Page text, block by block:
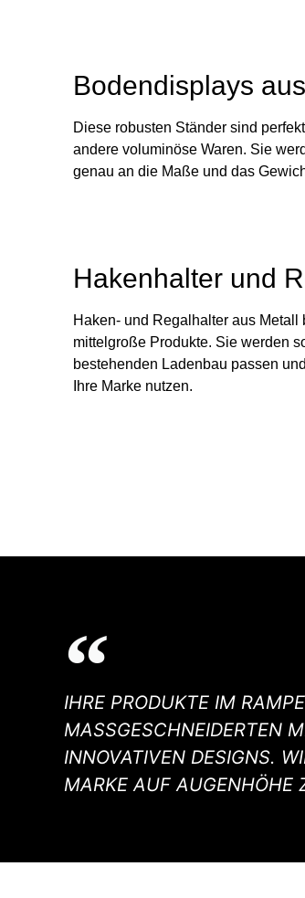
Bodendisplays aus
Diese robusten Ständer sind
andere voluminöse Waren. Sie
genau an die Maße und das
Hakenhalter und
Haken- und Regalhalter aus
mittelgroße Produkte. Sie werden
bestehenden Ladenbau passen
Ihre Marke nutzen.
IHRE PRODUKTE IM
MASSGESCHNEIDERTEN
NNOVATIVEN DESIGNS.
ARKE AUF AUGENHÖHE